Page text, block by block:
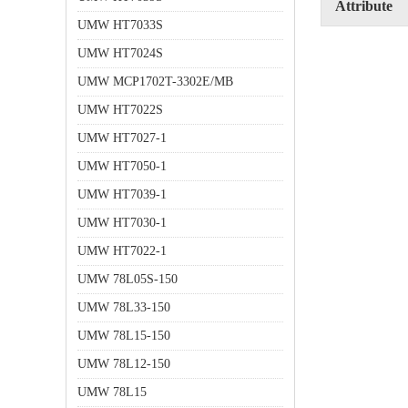
UMW HT7033S
UMW HT7024S
UMW MCP1702T-3302E/MB
UMW HT7022S
UMW HT7027-1
UMW HT7050-1
UMW HT7039-1
UMW HT7030-1
UMW HT7022-1
UMW 78L05S-150
UMW 78L33-150
UMW 78L15-150
UMW 78L12-150
UMW 78L15
Attribute